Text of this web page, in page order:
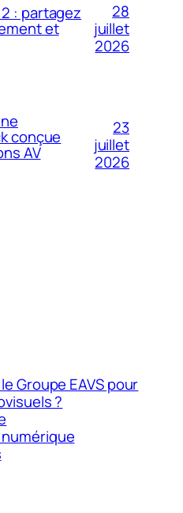
: partagez
et
28
juillet
2026
conçue
AV
23
juillet
2026
Groupe EAVS pour
?